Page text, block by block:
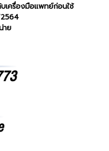
บเครื่องมือแพทย์ก่อนใช้
าย